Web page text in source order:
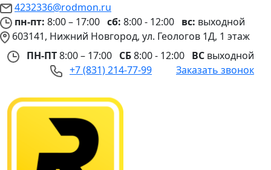
4232336@rodmon.ru
пн-пт: 8:00 – 17:00 сб: 8:00 - 12:00 вс: выходной
603141, Нижний Новгород, ул. Геологов 1Д, 1 этаж
ПН-ПТ8:00 – 17:00 СБ8:00 - 12:00 ВС выходной
+7 (831) 214-77-99
Заказать звонок